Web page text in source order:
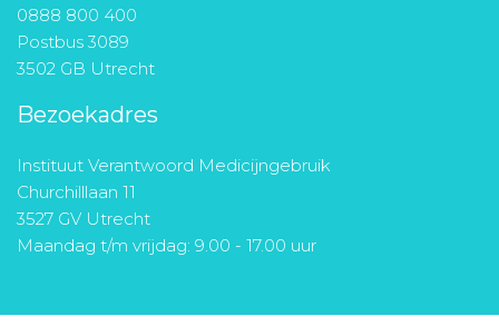
0888 800 400
Postbus 3089
3502 GB Utrecht
Bezoekadres
Instituut Verantwoord Medicijngebruik
Churchilllaan 11
3527 GV Utrecht
Maandag t/m vrijdag: 9.00 - 17.00 uur